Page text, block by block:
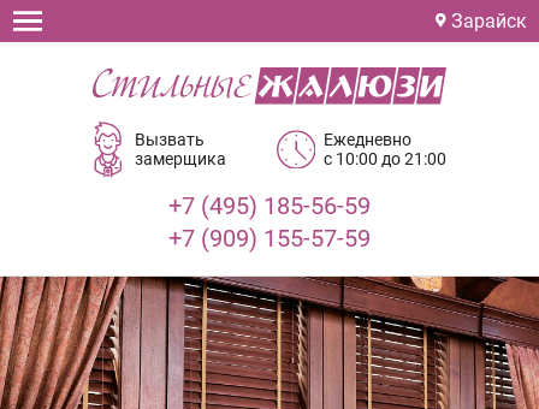
Зарайск
Вызвать
замерщика
Ежедневно
с 10:00 до 21:00
+7 (495) 185-56-59
+7 (909) 155-57-59